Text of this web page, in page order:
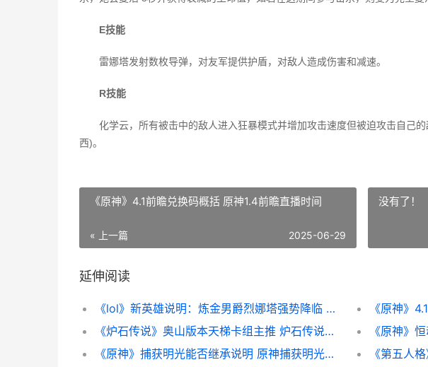
E技能
雷娜塔发射数枚导弹，对友军提供护盾，对敌人造成伤害和减速。
R技能
化学云，所有被击中的敌人进入狂暴模式并增加攻击速度但被迫攻击自己
西)。
《原神》4.1前瞻兑换码概括 原神1.4前瞻直播时间
« 上一篇 2025-06-29
没有了！
延伸阅读
《lol》新英雄说明：炼金男爵烈娜塔强势降临 英雄联盟新英雄的台词
《原神》
《炉石传说》奥山版本天梯卡组主推 炉石传说奥丁
《原神》捕获明光能否继承说明 原神捕获明光触发条件
《第五人